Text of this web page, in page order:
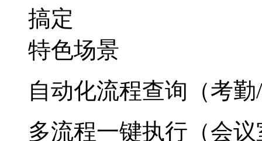
搞定
特色场景
自动化流程查询（考
多流程一键执行（会